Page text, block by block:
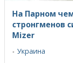
На Парном
стронгменов
Mizer
Украина